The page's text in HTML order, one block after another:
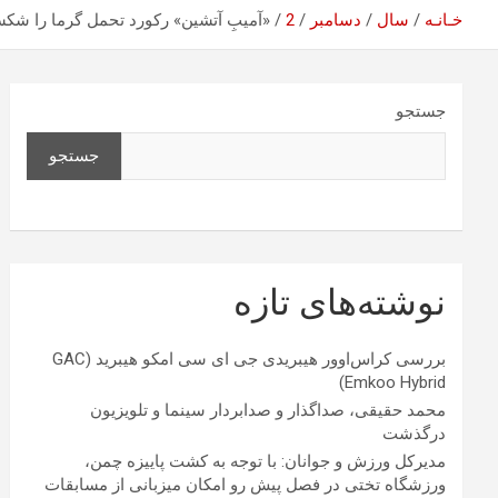
خـانـه سال دسامبر 2 «آمیبِ آتشین» رکورد تحمل گرما را
جستجو
جستجو
نوشته‌های تازه
بررسی کراس‌اوور هیبریدی جی ای سی امکو هیبرید (GAC
Emkoo Hybrid)
محمد حقیقی، صداگذار و صدابردار سینما و تلویزیون
درگذشت
مدیرکل ورزش و جوانان: با توجه به کشت پاییزه چمن،
ورزشگاه تختی در فصل پیش رو امکان میزبانی از مسابقات